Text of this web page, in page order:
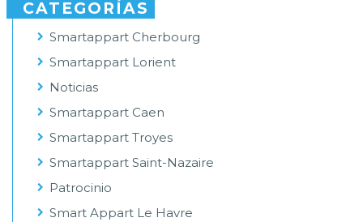
CATEGORÍAS
Smartappart Cherbourg
Smartappart Lorient
Noticias
Smartappart Caen
Smartappart Troyes
Smartappart Saint-Nazaire
Patrocinio
Smart Appart Le Havre